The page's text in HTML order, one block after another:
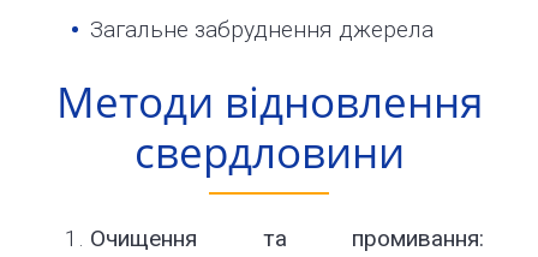
Загальне забруднення джерела
Методи відновлення
свердловини
Очищення та промивання: